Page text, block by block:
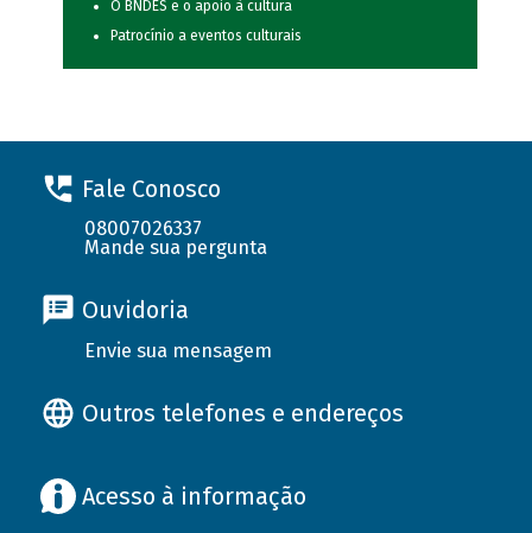
O BNDES e o apoio à cultura
Patrocínio a eventos culturais
Fale Conosco
08007026337
Mande sua pergunta
Ouvidoria
Envie sua mensagem
Outros telefones e endereços
Acesso à informação